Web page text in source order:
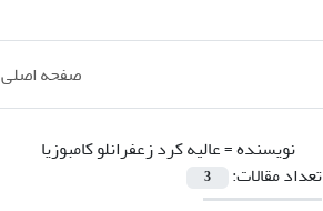
صفحه اصلی
نویسنده =عالیه کرد زعفرانلو کامبوزیا
تعداد مقالات:
3